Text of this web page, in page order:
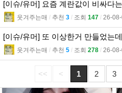
[이슈/유머] 요즘 계란값이 비싸다
웃겨주는매 l 추천 3 l 조회 147 l 26-
[이슈/유머] 또 이상한거 만들었는
웃겨주는매 l 추천 5 l 조회 278 l 26-
<< < 1 2 3